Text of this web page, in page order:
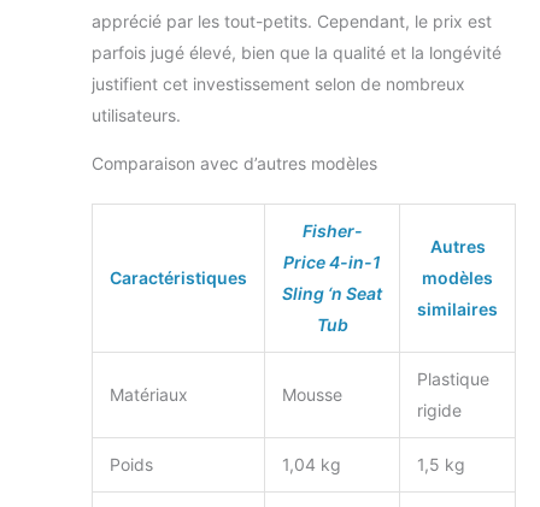
apprécié par les tout-petits. Cependant, le prix est
parfois jugé élevé, bien que la qualité et la longévité
justifient cet investissement selon de nombreux
utilisateurs.
Comparaison avec d’autres modèles
Caractéristiques
Fisher-
Price 4-in-1
Sling ‘n Seat
Tub
Autres
modèles
similaires
Matériaux Mousse
Plastique
rigide
Poids 1,04 kg 1,5 kg